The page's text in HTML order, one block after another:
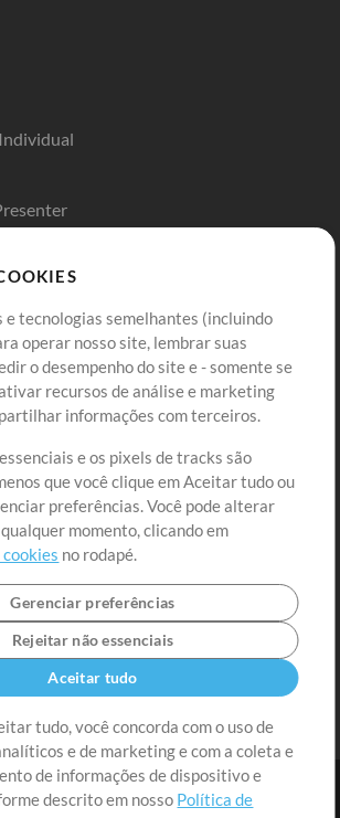
Entre
Cadastre-se
Ir ao carrinho
e tecnologias semelhantes (incluindo
operar nosso site, lembrar suas
o desempenho do site e - somente se
recursos de análise e marketing
informações com terceiros.
e os pixels de tracks são
que você clique em Aceitar tudo ou
preferências. Você pode alterar
momento, clicando em
no rodapé.
Gerenciar preferências
Rejeitar não essenciais
Aceitar tudo
tudo, você concorda com o uso de
e de marketing e com a coleta e
de informações de dispositivo e
descrito em nosso Política de